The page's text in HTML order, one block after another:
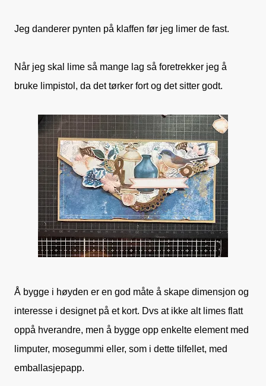
Jeg danderer pynten på klaffen før jeg limer de fast.
Når jeg skal lime så mange lag så foretrekker jeg å
bruke limpistol, da det tørker fort og det sitter godt.
Å bygge i høyden er en god måte å skape dimensjon og
interesse i designet på et kort. Dvs at ikke alt limes flatt
oppå hverandre, men å bygge opp enkelte element med
limputer, mosegummi eller, som i dette tilfellet, med
emballasjepapp.